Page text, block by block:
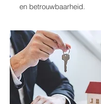
en betrouwbaarheid.